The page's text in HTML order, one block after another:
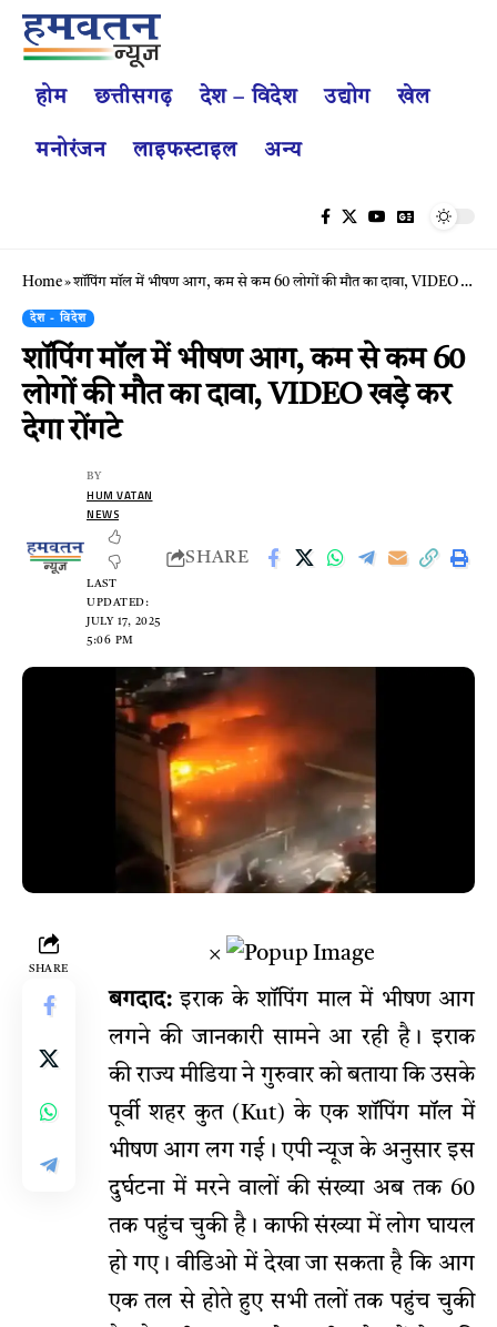
होम छत्तीसगढ़ देश – विदेश उद्योग खेल
मनोरंजन लाइफस्टाइल अन्य
Home»शॉपिंग मॉल में भीषण आग, कम से कम 60 लोगों की मौत का दावा, VIDEO खड़े कर देगा रोंगटे
देश - विदेश
शॉपिंग मॉल में भीषण आग, कम से कम 60
लोगों की मौत का दावा, VIDEO खड़े कर
देगा रोंगटे
LAST
UPDATED:
JULY 17, 2025
5:06 PM
BY
HUM VATAN
NEWS
SHARE
SHARE
×
बगदाद: इराक के शॉपिंग माल में भीषण आग
लगने की जानकारी सामने आ रही है। इराक
की राज्य मीडिया ने गुरुवार को बताया कि उसके
पूर्वी शहर कुत (Kut) के एक शॉपिंग मॉल में
भीषण आग लग गई। एपी न्यूज के अनुसार इस
दुर्घटना में मरने वालों की संख्या अब तक 60
तक पहुंच चुकी है। काफी संख्या में लोग घायल
हो गए। वीडिओ में देखा जा सकता है कि आग
एक तल से होते हुए सभी तलों तक पहुंच चुकी